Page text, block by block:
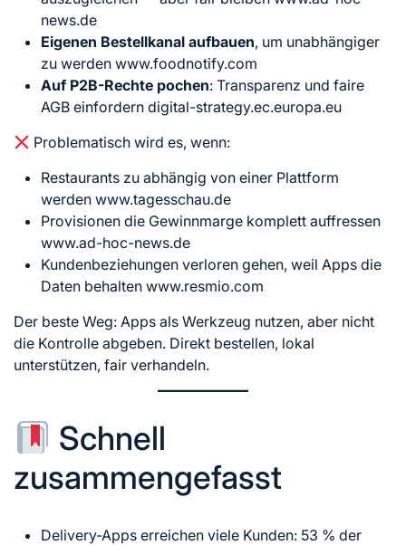
news.de
Eigenen Bestellkanal aufbauen, um unabhängiger
zu werden www.foodnotify.com
Auf P2B-Rechte pochen: Transparenz und faire
AGB einfordern digital-strategy.ec.europa.eu
Problematisch wird es, wenn:
Restaurants zu abhängig von einer Plattform
werden www.tagesschau.de
Provisionen die Gewinnmarge komplett auffressen
www.ad-hoc-news.de
Kundenbeziehungen verloren gehen, weil Apps die
Daten behalten www.resmio.com
Der beste Weg: Apps als Werkzeug nutzen, aber nicht
die Kontrolle abgeben. Direkt bestellen, lokal
unterstützen, fair verhandeln.
Schnell
zusammengefasst
Delivery-Apps erreichen viele Kunden: 53 % der